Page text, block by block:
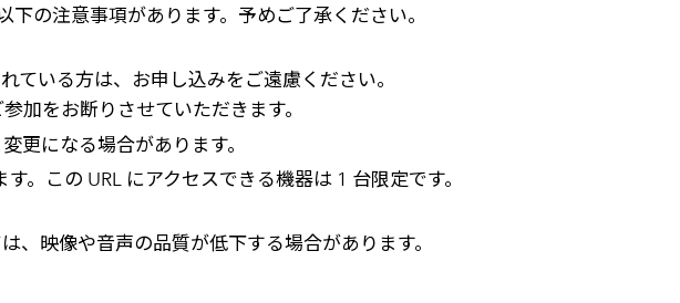
の注意事項があります。予めご了承ください。
ている方は、お申し込みをご遠慮ください。
加をお断りさせていただきます。
更になる場合があります。
。この URL にアクセスできる機器は 1 台限定です。
、映像や音声の品質が低下する場合があります。